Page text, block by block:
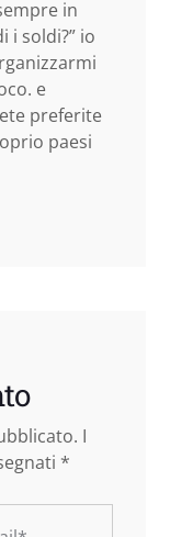
in
i soldi?” io
e
preferite
paesi
I
*